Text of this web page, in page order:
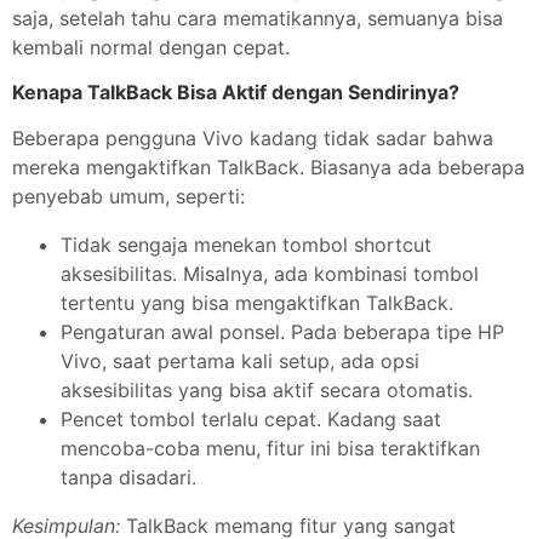
saja, setelah tahu cara mematikannya, semuanya bisa
kembali normal dengan cepat.
Kenapa TalkBack Bisa Aktif dengan Sendirinya?
Beberapa pengguna Vivo kadang tidak sadar bahwa
mereka mengaktifkan TalkBack. Biasanya ada beberapa
penyebab umum, seperti:
Tidak sengaja menekan tombol shortcut
aksesibilitas. Misalnya, ada kombinasi tombol
tertentu yang bisa mengaktifkan TalkBack.
Pengaturan awal ponsel. Pada beberapa tipe HP
Vivo, saat pertama kali setup, ada opsi
aksesibilitas yang bisa aktif secara otomatis.
Pencet tombol terlalu cepat. Kadang saat
mencoba-coba menu, fitur ini bisa teraktifkan
tanpa disadari.
Kesimpulan: TalkBack memang fitur yang sangat